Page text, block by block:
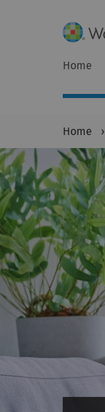
Home
Home ›